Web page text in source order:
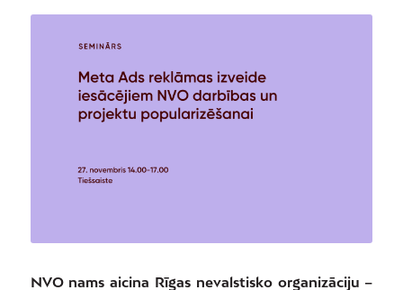
NVO nams aicina Rīgas nevalstisko organizāciju –